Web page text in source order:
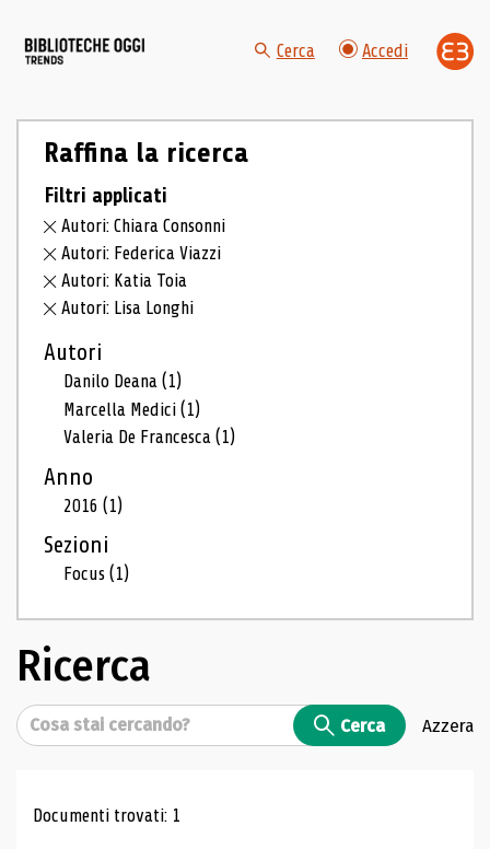
Cerca Accedi
Raffina la ricerca
Filtri applicati
Autori: Chiara Consonni
Autori: Federica Viazzi
Autori: Katia Toia
Autori: Lisa Longhi
Autori
Danilo Deana(1)
Marcella Medici(1)
Valeria De Francesca(1)
Anno
2016(1)
Sezioni
Focus(1)
Ricerca
Cerca Cerca Azzera
Risultati di ricerca
Documenti trovati: 1